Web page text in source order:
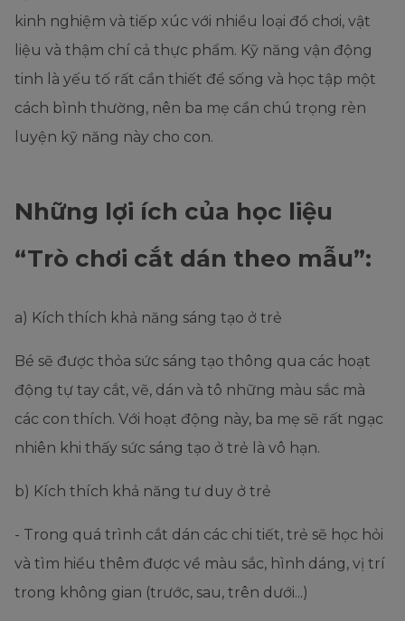
kinh nghiệm và tiếp xúc với nhiều loại đồ chơi, vật
liệu và thậm chí cả thực phẩm. Kỹ năng vận động
tinh là yếu tố rất cần thiết để sống và học tập một
cách bình thường, nên ba mẹ cần chú trọng rèn
luyện kỹ năng này cho con.
Những lợi ích của học liệu
“Trò chơi cắt dán theo mẫu”:
a) Kích thích khả năng sáng tạo ở trẻ
Bé sẽ được thỏa sức sáng tạo thông qua các hoạt
động tự tay cắt, vẽ, dán và tô những màu sắc mà
các con thích. Với hoạt động này, ba mẹ sẽ rất ngạc
nhiên khi thấy sức sáng tạo ở trẻ là vô hạn.
b) Kích thích khả năng tư duy ở trẻ
- Trong quá trình cắt dán các chi tiết, trẻ sẽ học hỏi
và tìm hiểu thêm được về màu sắc, hình dáng, vị trí
trong không gian (trước, sau, trên dưới...)